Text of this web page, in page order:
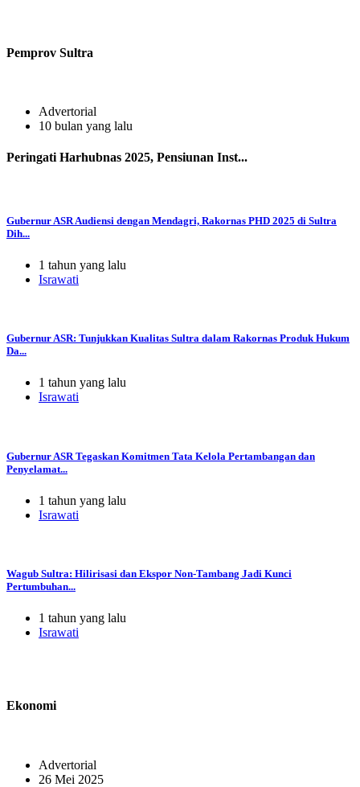
Pemprov Sultra
Advertorial
10 bulan yang lalu
Peringati Harhubnas 2025, Pensiunan Inst...
Gubernur ASR Audiensi dengan Mendagri, Rakornas PHD 2025 di Sultra
Dih...
1 tahun yang lalu
Israwati
Gubernur ASR: Tunjukkan Kualitas Sultra dalam Rakornas Produk Hukum
Da...
1 tahun yang lalu
Israwati
Gubernur ASR Tegaskan Komitmen Tata Kelola Pertambangan dan
Penyelamat...
1 tahun yang lalu
Israwati
Wagub Sultra: Hilirisasi dan Ekspor Non-Tambang Jadi Kunci
Pertumbuhan...
1 tahun yang lalu
Israwati
Ekonomi
Advertorial
26 Mei 2025